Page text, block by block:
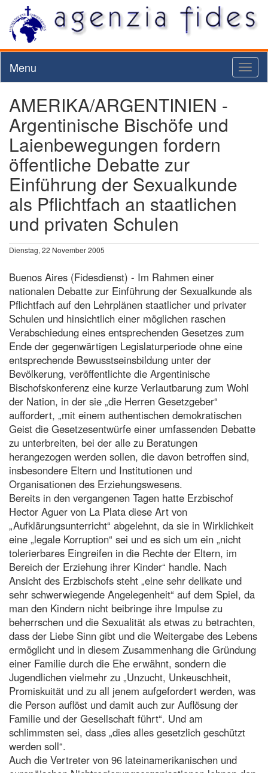
Menu
AMERIKA/ARGENTINIEN -
Argentinische Bischöfe und
Laienbewegungen fordern
öffentliche Debatte zur
Einführung der Sexualkunde
als Pflichtfach an staatlichen
und privaten Schulen
Dienstag, 22 November 2005
Buenos Aires (Fidesdienst) - Im Rahmen einer
nationalen Debatte zur Einführung der Sexualkunde als
Pflichtfach auf den Lehrplänen staatlicher und privater
Schulen und hinsichtlich einer möglichen raschen
Verabschiedung eines entsprechenden Gesetzes zum
Ende der gegenwärtigen Legislaturperiode ohne eine
entsprechende Bewusstseinsbildung unter der
Bevölkerung, veröffentlichte die Argentinische
Bischofskonferenz eine kurze Verlautbarung zum Wohl
der Nation, in der sie „die Herren Gesetzgeber“
auffordert, „mit einem authentischen demokratischen
Geist die Gesetzesentwürfe einer umfassenden Debatte
zu unterbreiten, bei der alle zu Beratungen
herangezogen werden sollen, die davon betroffen sind,
insbesondere Eltern und Institutionen und
Organisationen des Erziehungswesens.
Bereits in den vergangenen Tagen hatte Erzbischof
Hector Aguer von La Plata diese Art von
„Aufklärungsunterricht“ abgelehnt, da sie in Wirklichkeit
eine „legale Korruption“ sei und es sich um ein „nicht
tolerierbares Eingreifen in die Rechte der Eltern, im
Bereich der Erziehung ihrer Kinder“ handle. Nach
Ansicht des Erzbischofs steht „eine sehr delikate und
sehr schwerwiegende Angelegenheit“ auf dem Spiel, da
man den Kindern nicht beibringe ihre Impulse zu
beherrschen und die Sexualität als etwas zu betrachten,
dass der Liebe Sinn gibt und die Weitergabe des Lebens
ermöglicht und in diesem Zusammenhang die Gründung
einer Familie durch die Ehe erwähnt, sondern die
Jugendlichen vielmehr zu „Unzucht, Unkeuschheit,
Promiskuität und zu all jenem aufgefordert werden, was
die Person auflöst und damit auch zur Auflösung der
Familie und der Gesellschaft führt“. Und am
schlimmsten sei, dass „dies alles gesetzlich geschützt
werden soll“.
Auch die Vertreter von 96 lateinamerikanischen und